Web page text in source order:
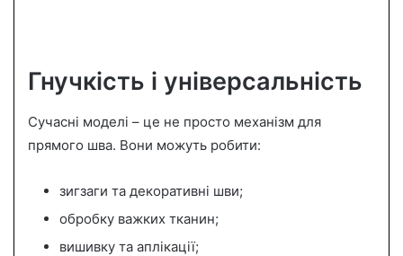
Гнучкість і універсальність
Сучасні моделі – це не просто механізм для
прямого шва. Вони можуть робити:
зигзаги та декоративні шви;
обробку важких тканин;
вишивку та аплікації;